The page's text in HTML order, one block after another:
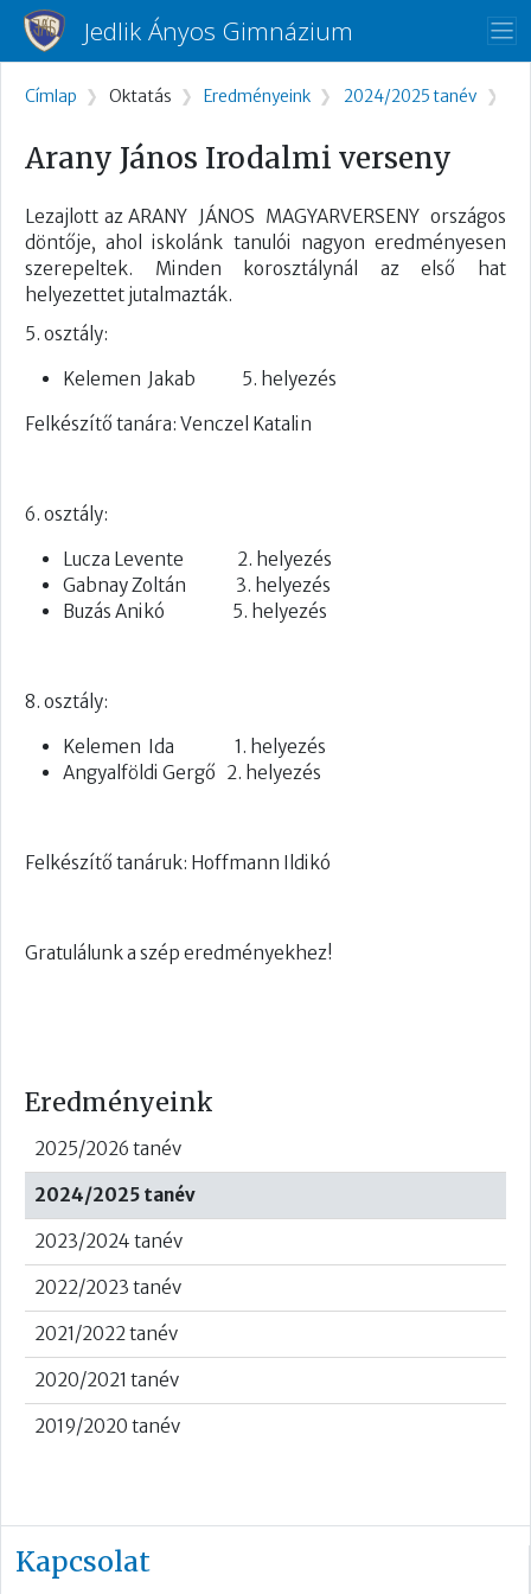
Ugrás a tartalomra
Jedlik Ányos Gimnázium
Eredményeink
2025/2026 tanév
2024/2025 tanév
2023/2024 tanév
2022/2023 tanév
2021/2022 tanév
2020/2021 tanév
2019/2020 tanév
Morzsa
Címlap Oktatás Eredményeink 2024/2025 tanév
Arany János Irodalmi verseny
Lezajlott az ARANY JÁNOS MAGYARVERSENY országos
döntője, ahol iskolánk tanulói nagyon eredményesen
szerepeltek. Minden korosztálynál az első hat
helyezettet jutalmazták.
5. osztály:
Kelemen Jakab 5. helyezés
Felkészítő tanára: Venczel Katalin
6. osztály:
Lucza Levente 2. helyezés
Gabnay Zoltán 3. helyezés
Buzás Anikó 5. helyezés
8. osztály:
Kelemen Ida 1. helyezés
Angyalföldi Gergő 2. helyezés
Felkészítő tanáruk: Hoffmann Ildikó
Gratulálunk a szép eredményekhez!
Kapcsolat